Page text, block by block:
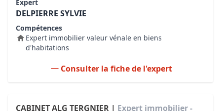
Expert
DELPIERRE SYLVIE
Compétences
Expert immobilier valeur vénale en biens
d'habitations
Consulter la fiche de l'expert
CABINET ALG TERGNIER | Expert immobilier -